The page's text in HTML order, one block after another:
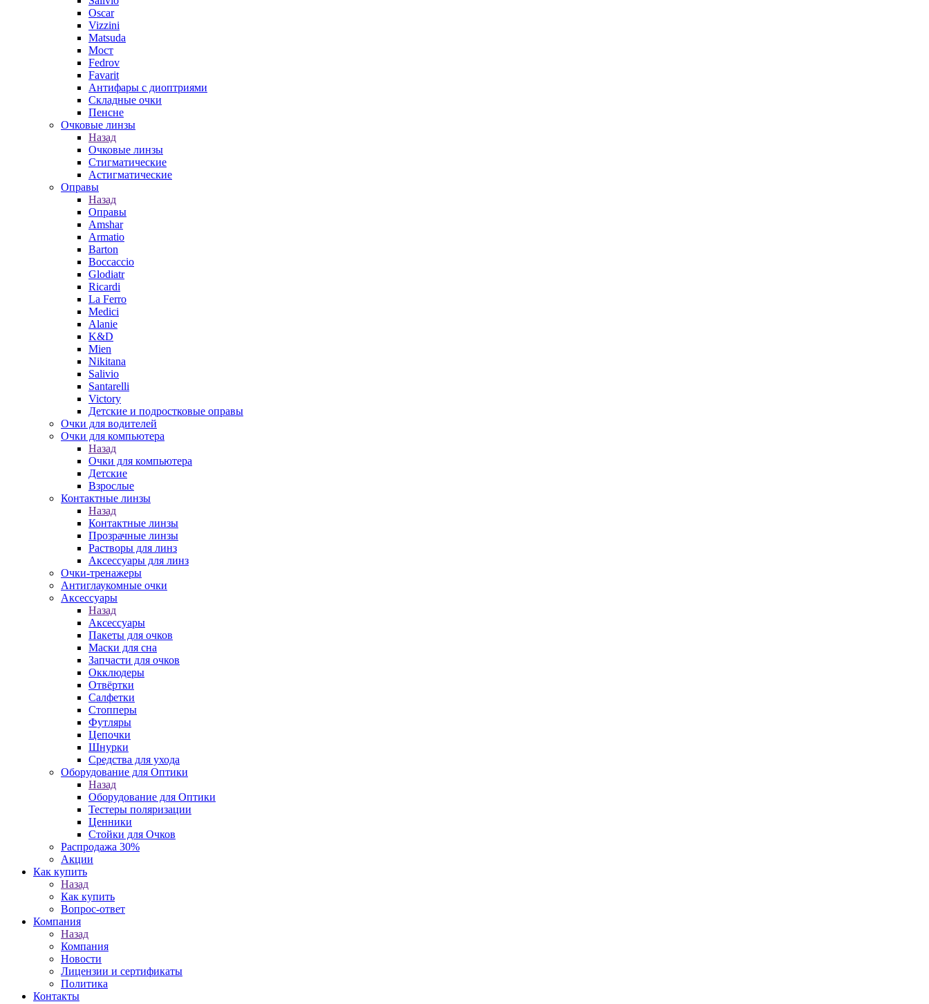
Oscar
Vizzini
Matsuda
Мост
Fedrov
Favarit
Антифары с диоптриями
Складные очки
Пенсне
Очковые линзы
Назад
Очковые линзы
Стигматические
Астигматические
Оправы
Назад
Оправы
Amshar
Armatio
Barton
Boccaccio
Glodiatr
Ricardi
La Ferro
Medici
Alanie
K&D
Mien
Nikitana
Salivio
Santarelli
Victory
Детские и подростковые оправы
Очки для водителей
Очки для компьютера
Назад
Очки для компьютера
Детские
Взрослые
Контактные линзы
Назад
Контактные линзы
Прозрачные линзы
Растворы для линз
Аксессуары для линз
Очки-тренажеры
Антиглаукомные очки
Аксессуары
Назад
Аксессуары
Пакеты для очков
Маски для сна
Запчасти для очков
Окклюдеры
Отвёртки
Салфетки
Стопперы
Футляры
Цепочки
Шнурки
Средства для ухода
Оборудование для Оптики
Назад
Оборудование для Оптики
Тестеры поляризации
Ценники
Стойки для Очков
Распродажа 30%
Акции
Как купить
Назад
Как купить
Вопрос-ответ
Компания
Назад
Компания
Новости
Лицензии и сертификаты
Политика
Контакты